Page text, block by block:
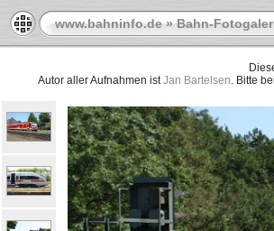
www.bahninfo.de»Bahn-
Autor aller Aufnahmen istJan Bartelsen. Bitte